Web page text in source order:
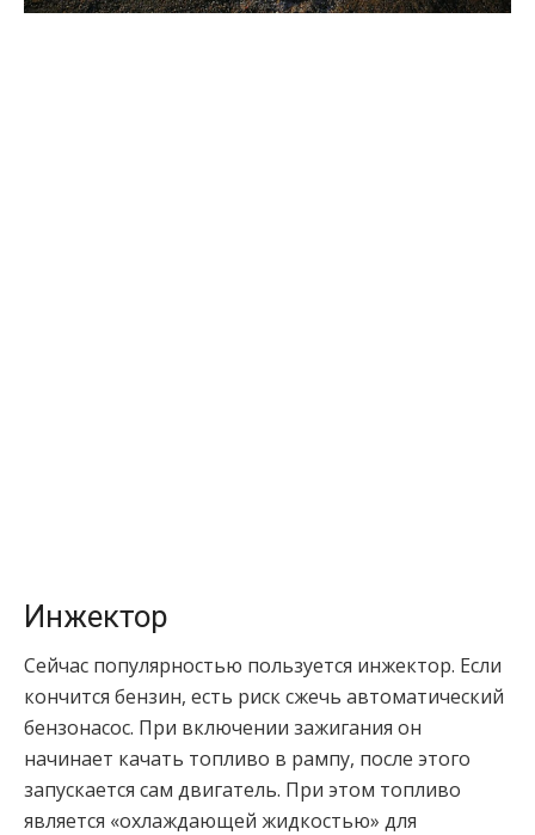
Инжектор
Сейчас популярностью пользуется инжектор. Если
кончится бензин, есть риск сжечь автоматический
бензонасос. При включении зажигания он
начинает качать топливо в рампу, после этого
запускается сам двигатель. При этом топливо
является «охлаждающей жидкостью» для